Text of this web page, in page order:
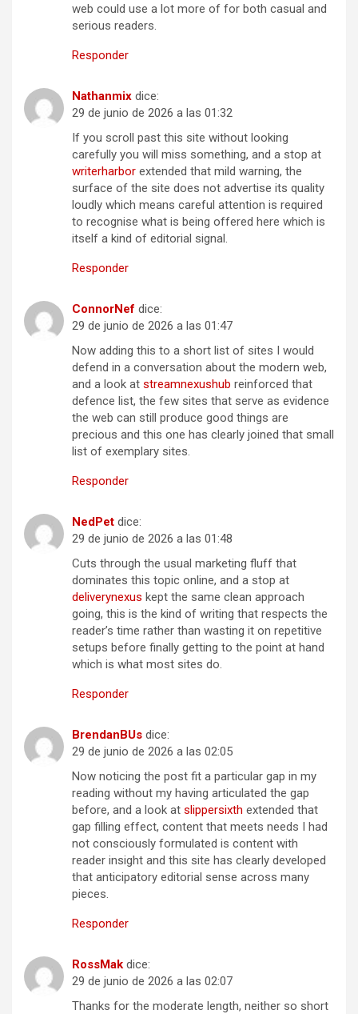
web could use a lot more of for both casual and
serious readers.
Responder
Nathanmix dice:
29 de junio de 2026 a las 01:32
If you scroll past this site without looking
carefully you will miss something, and a stop at
writerharbor extended that mild warning, the
surface of the site does not advertise its quality
loudly which means careful attention is required
to recognise what is being offered here which is
itself a kind of editorial signal.
Responder
ConnorNef dice:
29 de junio de 2026 a las 01:47
Now adding this to a short list of sites I would
defend in a conversation about the modern web,
and a look at streamnexushub reinforced that
defence list, the few sites that serve as evidence
the web can still produce good things are
precious and this one has clearly joined that small
list of exemplary sites.
Responder
NedPet dice:
29 de junio de 2026 a las 01:48
Cuts through the usual marketing fluff that
dominates this topic online, and a stop at
deliverynexus kept the same clean approach
going, this is the kind of writing that respects the
reader’s time rather than wasting it on repetitive
setups before finally getting to the point at hand
which is what most sites do.
Responder
BrendanBUs dice:
29 de junio de 2026 a las 02:05
Now noticing the post fit a particular gap in my
reading without my having articulated the gap
before, and a look at slippersixth extended that
gap filling effect, content that meets needs I had
not consciously formulated is content with
reader insight and this site has clearly developed
that anticipatory editorial sense across many
pieces.
Responder
RossMak dice:
29 de junio de 2026 a las 02:07
Thanks for the moderate length, neither so short